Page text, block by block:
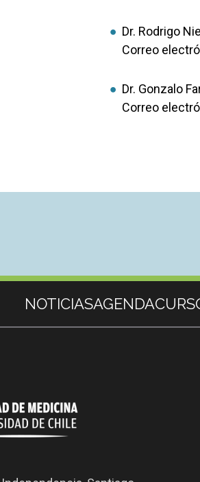
Dr. Rodrigo
Correo
Dr. Gonzalo
Correo
NOTICIASAGENDA